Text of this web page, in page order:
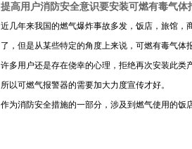
提高用户消防安全意识要安装可燃有毒气体
近几年来我国的燃气爆炸事故多发，饭店，旅馆
了，但是从某些特定的角度上来说，可燃有毒气体
许多用户还是存在侥幸的心理，拒绝再次安装此类
所以可燃气报警器的需要加大力度宣传才好。
作为消防安全措施的一部分，涉及到燃气使用的饭